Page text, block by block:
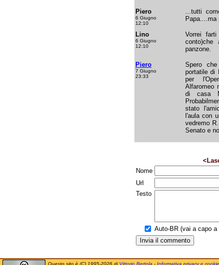
Piero
6 Giugno
12:10
...tutti
Papa....ma
Lino
6 Giugno
12:10
Vorrei
panzone.
Piero
7 Giugno
23:33
Spero
portatile di
per
Alfaromeo
di casa
stato
l'aula con
vedremo
Senato e
Nome
Url
Testo
Auto-BR (vai a capo a
Questo sito è (C) 1995-2026 di Vittorio Bertola - Informativa privacy e cookie